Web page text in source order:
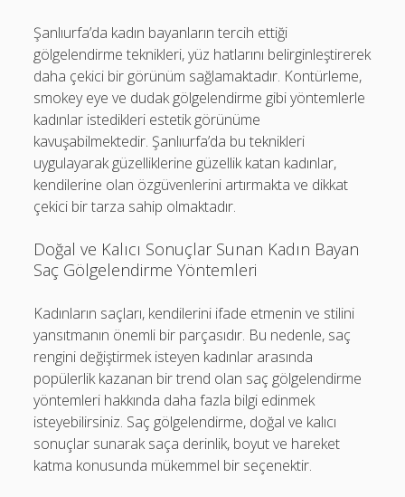
Şanlıurfa’da kadın bayanların tercih ettiği
gölgelendirme teknikleri, yüz hatlarını belirginleştirerek
daha çekici bir görünüm sağlamaktadır. Kontürleme,
smokey eye ve dudak gölgelendirme gibi yöntemlerle
kadınlar istedikleri estetik görünüme
kavuşabilmektedir. Şanlıurfa’da bu teknikleri
uygulayarak güzelliklerine güzellik katan kadınlar,
kendilerine olan özgüvenlerini artırmakta ve dikkat
çekici bir tarza sahip olmaktadır.
Doğal ve Kalıcı Sonuçlar Sunan Kadın Bayan
Saç Gölgelendirme Yöntemleri
Kadınların saçları, kendilerini ifade etmenin ve stilini
yansıtmanın önemli bir parçasıdır. Bu nedenle, saç
rengini değiştirmek isteyen kadınlar arasında
popülerlik kazanan bir trend olan saç gölgelendirme
yöntemleri hakkında daha fazla bilgi edinmek
isteyebilirsiniz. Saç gölgelendirme, doğal ve kalıcı
sonuçlar sunarak saça derinlik, boyut ve hareket
katma konusunda mükemmel bir seçenektir.